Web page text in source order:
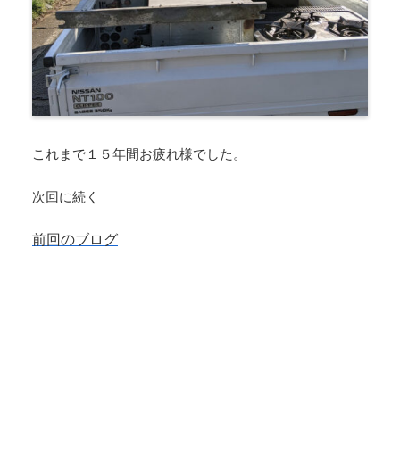
これまで１５年間お疲れ様でした。
次回に続く
前回のブログ